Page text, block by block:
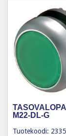
M22-DL-G
Tuotekoodi: